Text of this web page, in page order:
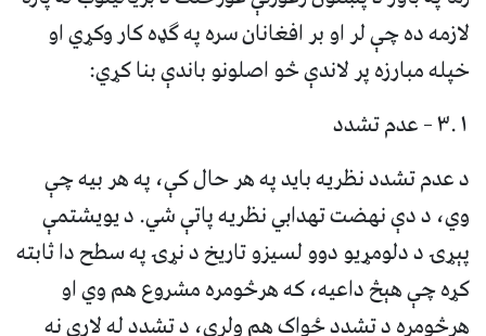
لازمه ده چې لر او بر افغانان سره په ګډه کار وکړي او
خپله مبارزه پر لاندې څو اصلونو باندې بنا کړي:
۳.۱ – عدم تشدد
د عدم تشدد نظریه باید په هر حال کې، په هر بیه چې
وي، د دې نهضت تهدابي نظریه پاتې شي. د یویشتمې
پېړۍ د دلومړیو دوو لسیزو تاریخ د نړۍ په سطح دا ثابته
کړه چې هېڅ داعیه، که هرڅومره مشروع هم وي او
هرڅومره د تشدد ځواک هم ولري، د تشدد له لارې نه